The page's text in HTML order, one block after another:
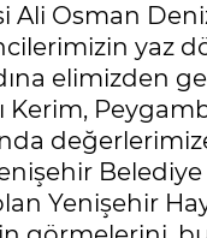
Ali Osman
yaz
elimizden
Kerim,
Belediye
Yenişehir